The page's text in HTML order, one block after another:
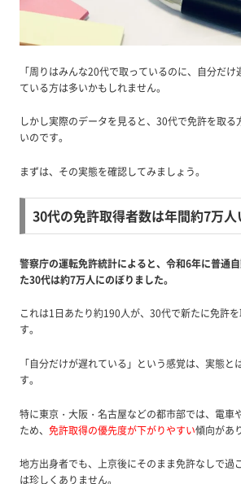
「周りはみんな20代で取っているのに、自分だ
ている方は多いかもしれません。
しかし実際のデータを見ると、30代で免許を取る
いのです。
まずは、その実態を確認してみましょう。
30代の免許取得者数は年間約7万人
警察庁の運転免許統計によると、令和6年に普通
た30代は約7万人にのぼりました。
これは1日あたり約190人が、30代で新たに免許
す。
「自分だけが遅れている」という感覚は、実態と
す。
特に東京・大阪・名古屋などの都市部では、電車
ため、 免許取得の優先度が下がりやすい傾向があ
地方出身者でも、上京後にそのまま免許なしで過
は珍しくありません。